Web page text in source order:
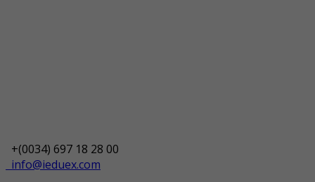
+(0034) 697 18 28 00
info@ieduex.com